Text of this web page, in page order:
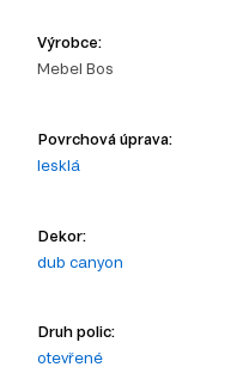
Výrobce:
Mebel Bos
Povrchová úprava:
lesklá
Dekor:
dub canyon
Druh polic:
otevřené